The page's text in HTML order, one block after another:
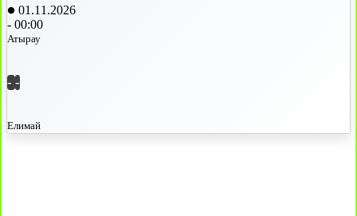
01.11.2026
- 00:00
Атырау
- -
Елимай